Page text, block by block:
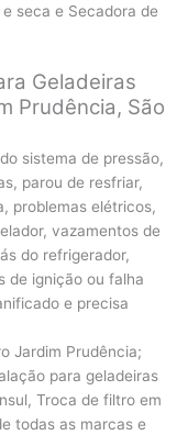
seca e Secadora de
Geladeiras
Prudência, São
sistema de pressão,
parou de resfriar,
problemas elétricos,
vazamentos de
do refrigerador,
de ignição ou falha
e precisa
Jardim Prudência;
para geladeiras
Troca de filtro em
todas as marcas e